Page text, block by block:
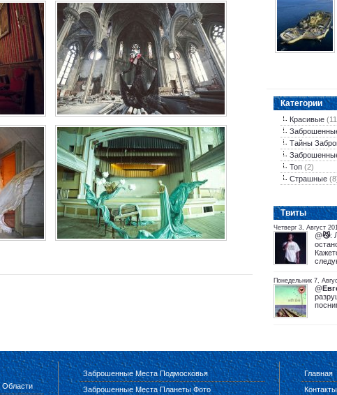
Категории
Красивые
Тайны
Топ (2)
Страшные
Tвиты
Четверг 3, Август
@😼:
Понедельник 7,
@
Области
Заброшенные Места Подмосковья
Заброшенные Места Планеты Фото
Главная
Контакты